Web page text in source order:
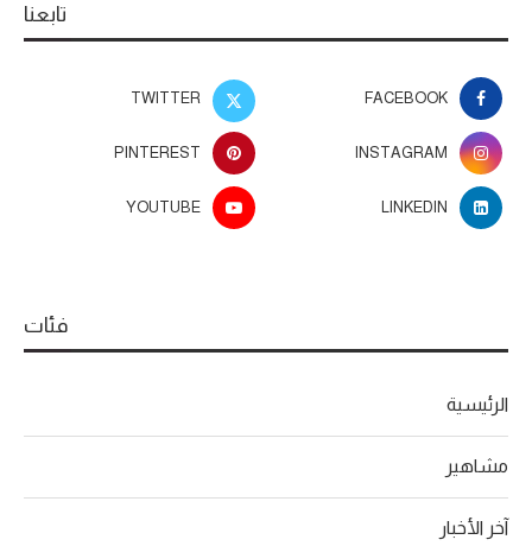
تابعنا
FACEBOOK
TWITTER
INSTAGRAM
PINTEREST
LINKEDIN
YOUTUBE
فئات
الرئيسية
مشاهير
آخر الأخبار